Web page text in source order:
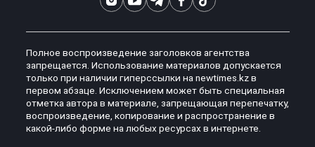
Полное воспроизведение заголовков агентства
запрещается. Использование материалов допускается
только при наличии гиперссылки на newtimes.kz в
первом абзаце. Исключением может быть специальная
отметка автора в материале, запрещающая перепечатку,
воспроизведение, копирование и распространение в
какой-либо форме на любых ресурсах в интернете.